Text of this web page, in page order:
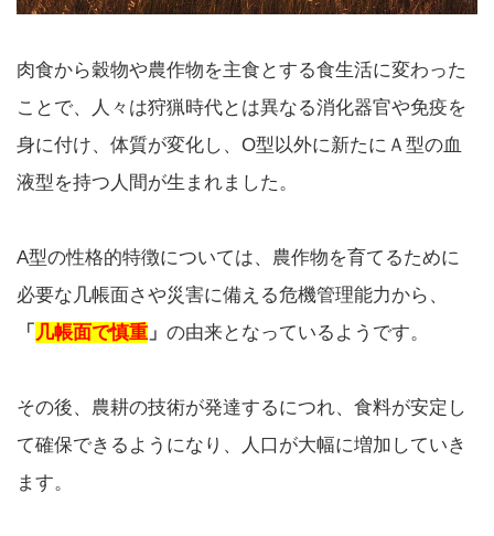
肉食から穀物や農作物を主食とする食生活に変わった
ことで、人々は狩猟時代とは異なる消化器官や免疫を
身に付け、体質が変化し、O型以外に新たにＡ型の血
液型を持つ人間が生まれました。
A型の性格的特徴については、農作物を育てるために
必要な几帳面さや災害に備える危機管理能力から、
「 几帳面で慎重 」 の由来となっているようです。
その後、農耕の技術が発達するにつれ、食料が安定し
て確保できるようになり、人口が大幅に増加していき
ます。